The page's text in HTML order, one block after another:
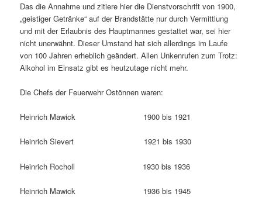
Das die Annahme und zitiere hier die Dienstvorschrift von 1900,
„geistiger Getränke“ auf der Brandstätte nur durch Vermittlung
und mit der Erlaubnis des Hauptmannes gestattet war, sei hier
nicht unerwähnt. Dieser Umstand hat sich allerdings im Laufe
von 100 Jahren erheblich geändert. Allen Unkenrufen zum Trotz:
Alkohol im Einsatz gibt es heutzutage nicht mehr.
Die Chefs der Feuerwehr Ostönnen waren:
Heinrich Mawick 1900 bis 1921
Heinrich Sievert 1921 bis 1930
Heinrich Rocholl 1930 bis 1936
Heinrich Mawick 1936 bis 1945